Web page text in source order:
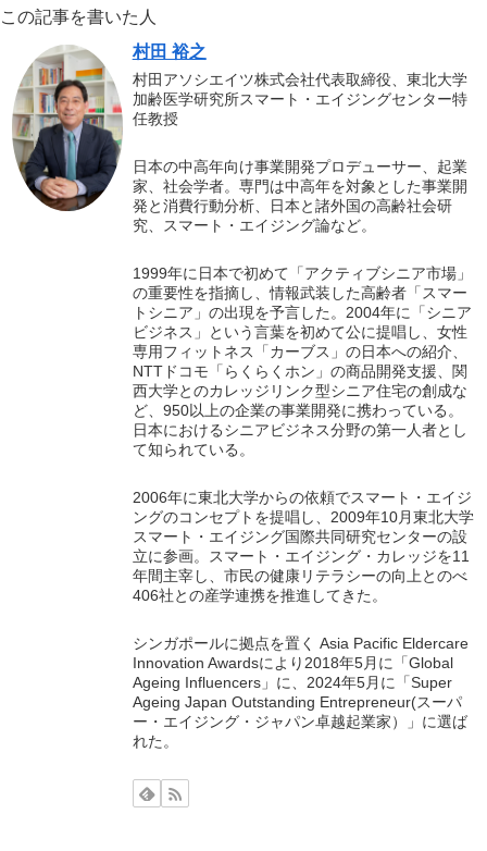
この記事を書いた人
村田 裕之
村田アソシエイツ株式会社代表取締役、東北大学
加齢医学研究所スマート・エイジングセンター特
任教授
日本の中高年向け事業開発プロデューサー、起業
家、社会学者。専門は中高年を対象とした事業開
発と消費行動分析、日本と諸外国の高齢社会研
究、スマート・エイジング論など。
1999年に日本で初めて「アクティブシニア市場」
の重要性を指摘し、情報武装した高齢者「スマー
トシニア」の出現を予言した。2004年に「シニア
ビジネス」という言葉を初めて公に提唱し、女性
専用フィットネス「カーブス」の日本への紹介、
NTTドコモ「らくらくホン」の商品開発支援、関
西大学とのカレッジリンク型シニア住宅の創成な
ど、950以上の企業の事業開発に携わっている。
日本におけるシニアビジネス分野の第一人者とし
て知られている。
2006年に東北大学からの依頼でスマート・エイジ
ングのコンセプトを提唱し、2009年10月東北大学
スマート・エイジング国際共同研究センターの設
立に参画。スマート・エイジング・カレッジを11
年間主宰し、市民の健康リテラシーの向上とのべ
406社との産学連携を推進してきた。
シンガポールに拠点を置く Asia Pacific Eldercare
Innovation Awardsにより2018年5月に「Global
Ageing Influencers」に、2024年5月に「Super
Ageing Japan Outstanding Entrepreneur(スーパ
ー・エイジング・ジャパン卓越起業家）」に選ば
れた。